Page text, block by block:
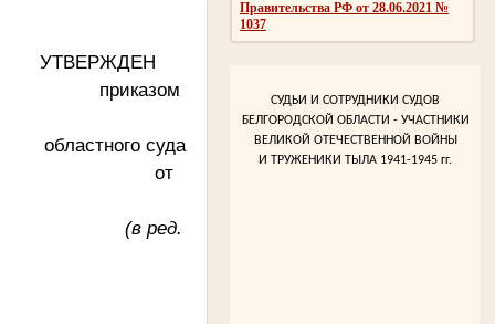
Правительства РФ от 28.06.2021 №
1037
СУДЬИ И СОТРУДНИКИ СУДОВ
БЕЛГОРОДСКОЙ ОБЛАСТИ - УЧАСТНИКИ
ВЕЛИКОЙ ОТЕЧЕСТВЕННОЙ ВОЙНЫ
И ТРУЖЕНИКИ ТЫЛА 1941-1945 гг.
УТВЕРЖДЕН